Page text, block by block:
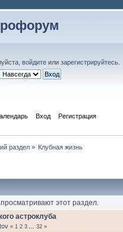
войдите или зарегистрируйтесь
Вход Регистрация
раздел» Клубная жизнь
этот раздел.
астроклуба
« 1 2 3 32 »